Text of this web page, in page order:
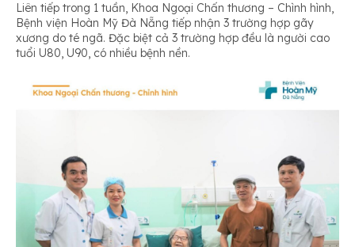
Liên tiếp trong 1 tuần, Khoa Ngoại Chấn thương – Chình hình,
Bệnh viện Hoàn Mỹ Đà Nẵng tiếp nhận 3 trường hợp gãy
xương do té ngã. Đặc biệt cả 3 trường hợp đều là người cao
tuổi U80, U90, có nhiều bệnh nền.